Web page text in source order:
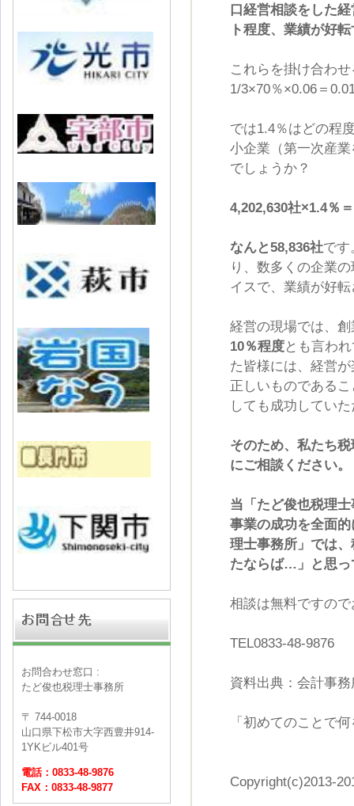
お問合わせ窓口 :
たど俊也税理士事務所
〒 744-0018
山口県下松市大字西豊井914-
1YKビル401号
電話：0833-48-9876
FAX：0833-48-9877
口経営相談をした
ト程度、業績が好
これらを掛け合わ
1/3×70％×0.06＝
では1.4％はどの程
小企業（第一次産
でしょうか？
4,202,630社×1.4％
なんと58,836社です
り、数多くの企業
イスで、業績が好
経営の現場では、
10％程度とも言わ
た皆様には、経営
正しいものである
しても成功してい
そのため、私たち
にご相談ください。
当「たど俊也税理
事業の成功を全面
理士事務所」では
たならば…」と思っ
相談は無料ですの
TEL0833-48-9876
資料出典：会計事
「初めてのことで
Copyright(c)2013-